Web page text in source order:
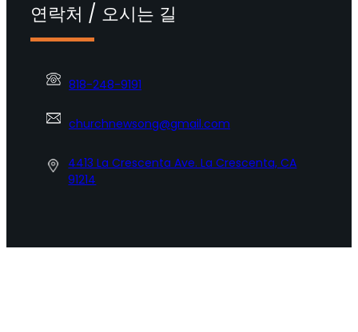
연락처 / 오시는 길
818-248-9191
churchnewsong@gmail.com
4413 La Crescenta Ave. La Crescenta, CA
91214